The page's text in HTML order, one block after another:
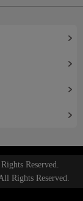
Reserved.
Rights Reserved.